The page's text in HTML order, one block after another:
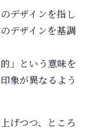
デザインを指し
デザインを基調
」という意味を
象が異なるよう
げつつ、ところ